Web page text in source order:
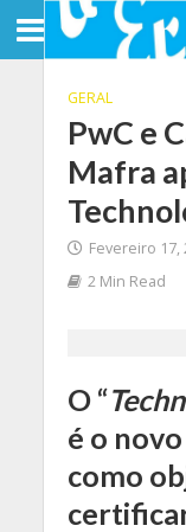
GERAL
PwC e
Mafra
Fevereiro 17,
2 Min Read
O “
é o
como